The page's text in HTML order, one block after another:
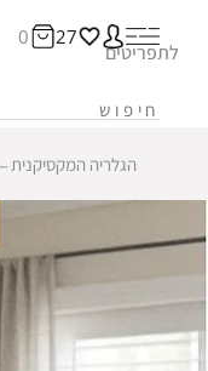
27
0
לתפריטים
הגלריה המקסיקנית ‒